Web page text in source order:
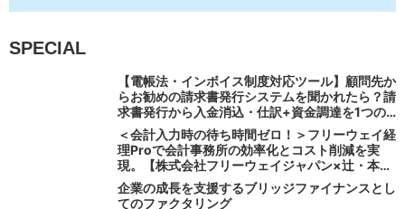
SPECIAL
【電帳法・インボイス制度対応ツール】顧問先か
らお勧めの請求書発行システムを聞かれたら？請
求書発行から入金消込・仕訳+資金調達を1つの
システムで完結する 「請求QUICK」の魅力に迫
る
＜会計入力時の待ち時間ゼロ！＞フリーウェイ経
理Proで会計事務所の効率化とコスト削減を実
現。【株式会社フリーウェイジャパン×辻・本郷
税理士法人（経理宅配便事業部）】
企業の成長を支援するブリッジファイナンスとし
てのファクタリング